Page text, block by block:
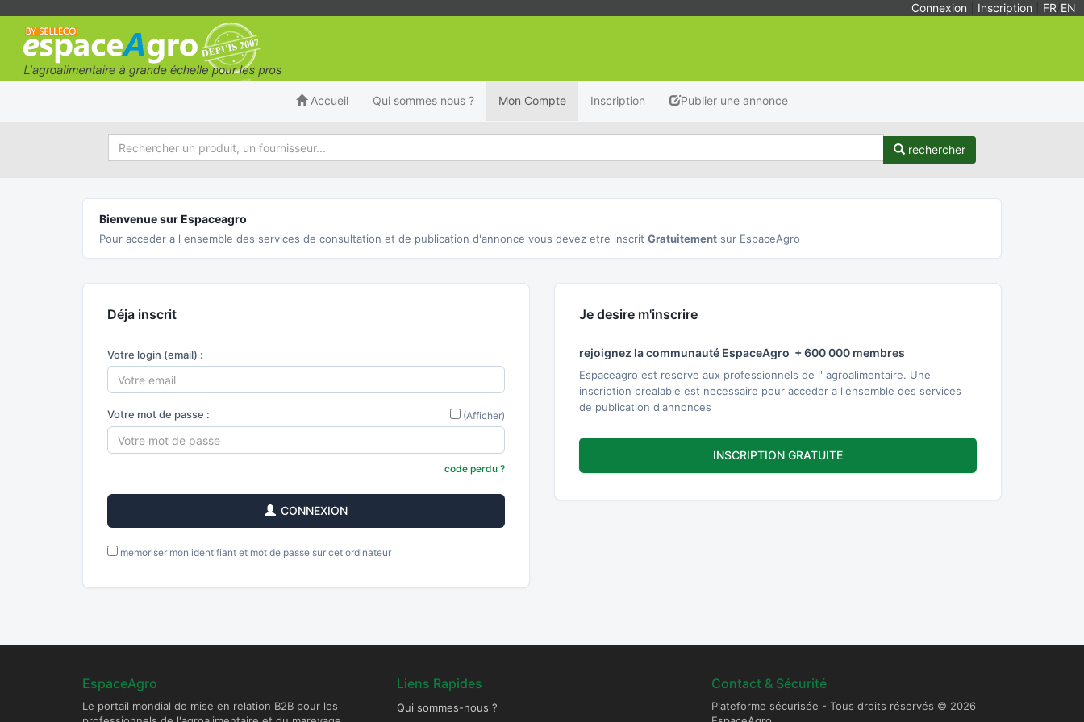
Connexion Inscription FR EN
Accueil Qui sommes nous ? Mon Compte Inscription Publier une annonce
rechercher
Bienvenue sur Espaceagro
Pour acceder a l ensemble des services de consultation et de publication d'annonce vous devez etre inscrit Gratuitement sur EspaceAgro
Déja inscrit
Votre login (email) :
Votre mot de passe : (Afficher)
code perdu ?
CONNEXION
memoriser mon identifiant et mot de passe sur cet ordinateur
Je desire m'inscrire
rejoignez la communauté EspaceAgro + 600 000 membres
Espaceagro est reserve aux professionnels de l' agroalimentaire. Une
inscription prealable est necessaire pour acceder a l'ensemble des services
de publication d'annonces
INSCRIPTION GRATUITE
EspaceAgro
Le portail mondial de mise en relation B2B pour les
Liens Rapides
Qui sommes-nous ?
Contact & Sécurité
Plateforme sécurisée - Tous droits réservés © 2026